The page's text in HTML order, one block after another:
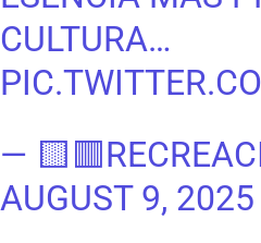
CULTURA…
—
AUGUST 9, 2025